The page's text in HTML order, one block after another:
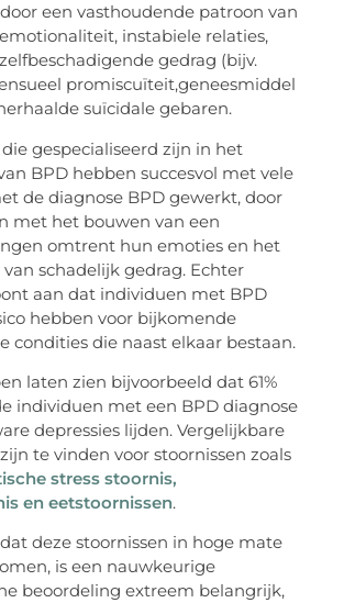
een vasthoudende patroon van
instabiele relaties,
gedrag (bijv.
promiscuïteit,geneesmiddel
suïcidale gebaren.
gespecialiseerd zijn in het
BPD hebben succesvol met vele
de diagnose BPD gewerkt, door
met het bouwen van een
omtrent hun emoties en het
schadelijk gedrag. Echter
aan dat individuen met BPD
hebben voor bijkomende
condities die naast elkaar bestaan.
laten zien bijvoorbeeld dat 61%
individuen met een BPD diagnose
depressies lijden. Vergelijkbare
te vinden voor stoornissen zoals
stress stoornis,
en eetstoornissen.
deze stoornissen in hoge mate
is een nauwkeurige
beoordeling extreem belangrijk,